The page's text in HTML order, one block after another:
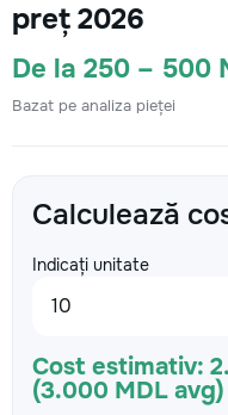
preț 2026
De la 250 – 500
Bazat pe analiza pieței
Calculează
Indicați unitate
Cost estimativ:
(3.000 MDL avg)